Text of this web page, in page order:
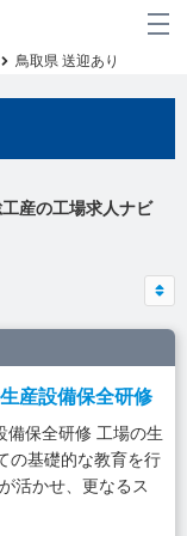
鳥取県 送迎あり
産の工場求人ナビ
産設備保全研修
備保全研修 工場の生
の基礎的な教育を行
活かせ、更なるス